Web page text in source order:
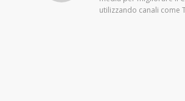
utilizzando canali come